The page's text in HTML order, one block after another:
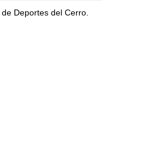
de Deportes del Cerro.